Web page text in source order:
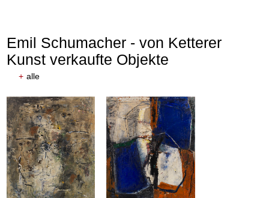
Emil Schumacher - von Ketterer
Kunst verkaufte Objekte
+ alle